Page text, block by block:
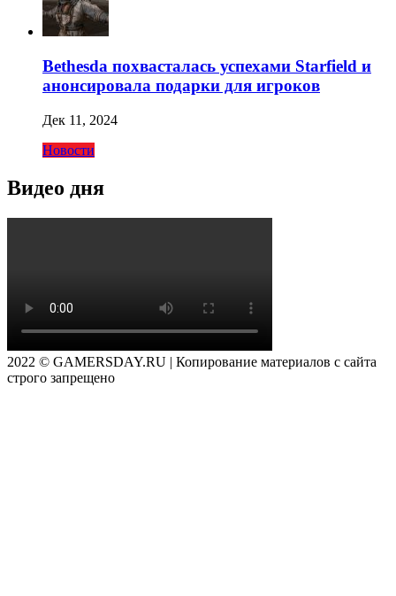
Bethesda похвасталась успехами Starfield и
анонсировала подарки для игроков
Дек 11, 2024
Новости
Видео дня
2022 © GAMERSDAY.RU | Копирование материалов с сайта
строго запрещено